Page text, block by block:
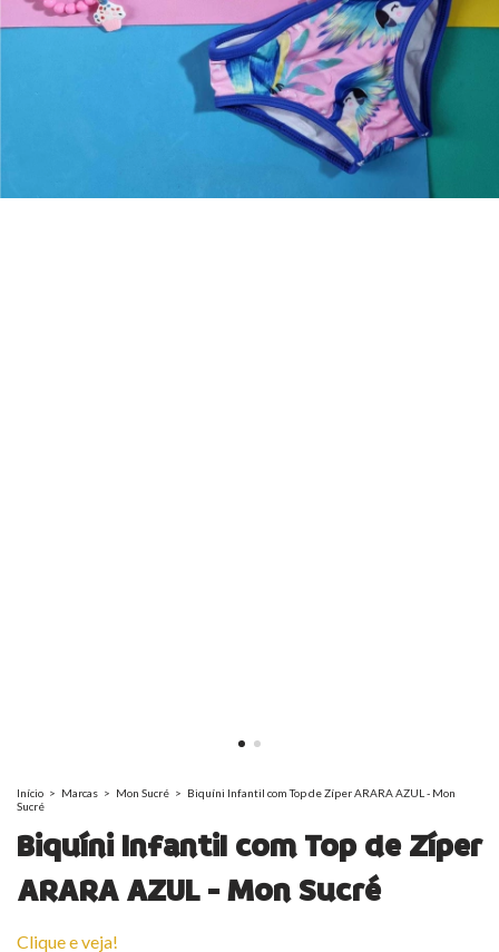
Início > Marcas > Mon Sucré > Biquíni Infantil com Top de Zíper ARARA AZUL - Mon
Sucré
Biquíni Infantil com Top de Zíper
ARARA AZUL - Mon Sucré
Clique e veja!